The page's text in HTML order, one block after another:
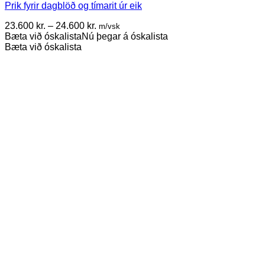
variants.
options
may
be
Prik fyrir dagblöð og tímarit úr eik
23.600 kr. – 24.600 kr. Price
range:
m/vsk
Bæta við óskalistaNú þegar á óskalista
Bæta við óskalista